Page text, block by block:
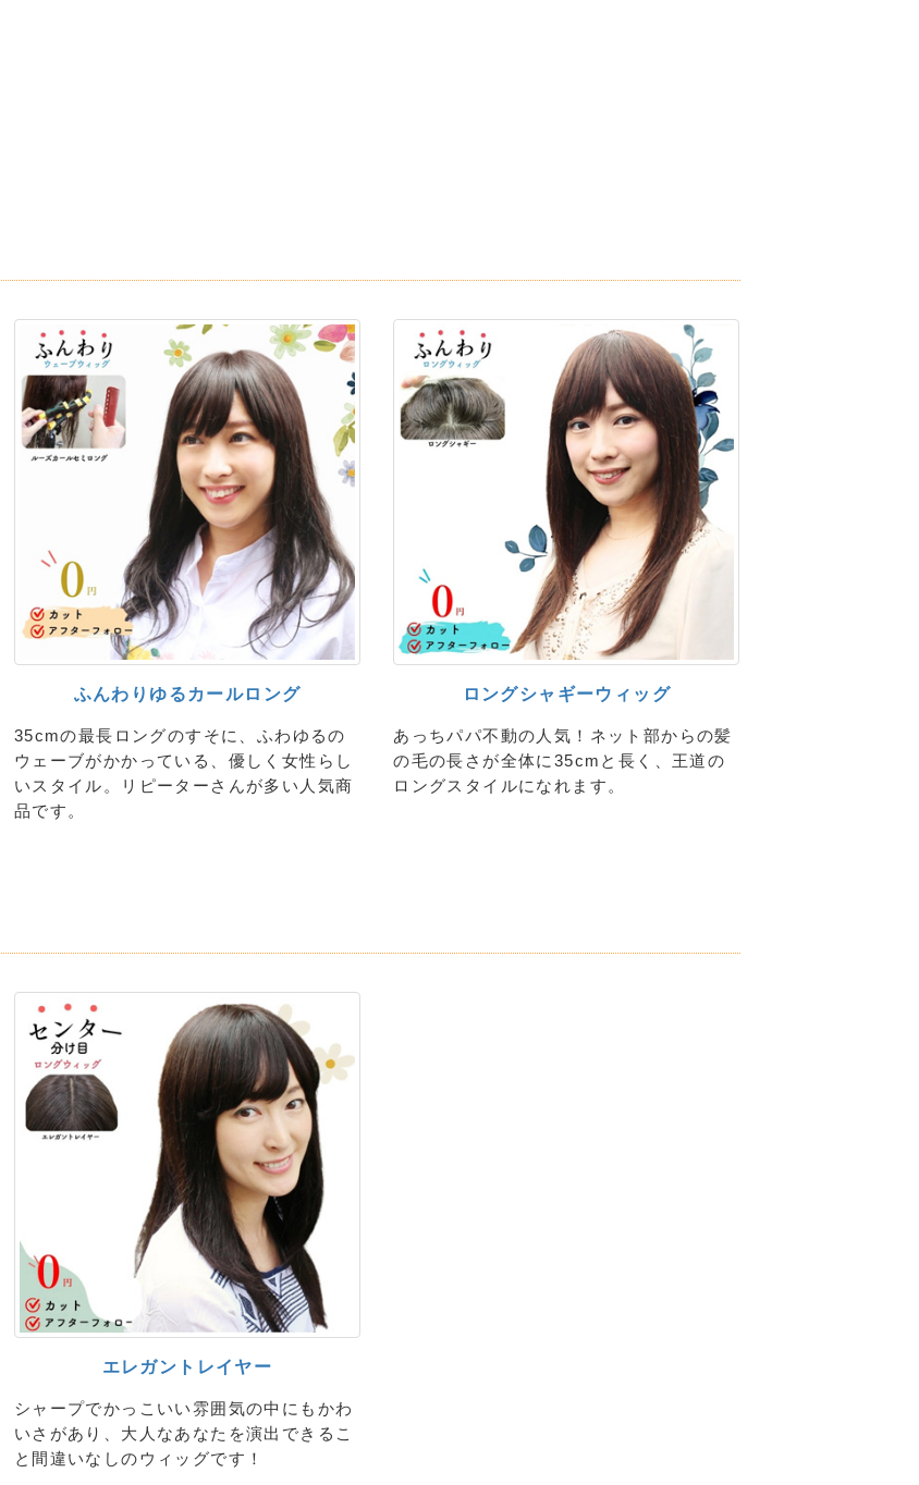
ふんわりゆるカールロング
35cmの最長ロングのすそに、ふわゆるの
ウェーブがかかっている、優しく女性らし
いスタイル。リピーターさんが多い人気商
品です。
ロングシャギーウィッグ
あっちパパ不動の人気！ネット部からの髪
の毛の長さが全体に35cmと長く、王道の
ロングスタイルになれます。
エレガントレイヤー
シャープでかっこいい雰囲気の中にもかわ
いさがあり、大人なあなたを演出できるこ
と間違いなしのウィッグです！